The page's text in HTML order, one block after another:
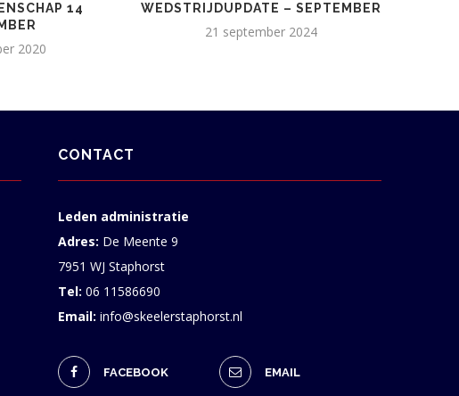
14
2020
WEDSTRIJDUPDATE – SEPTEMBER
21 september 2024
CONTACT
Leden administratie
Adres: De Meente 9
7951 WJ Staphorst
Tel: 06 11586690
Email: info@skeelerstaphorst.nl
FACEBOOK EMAIL